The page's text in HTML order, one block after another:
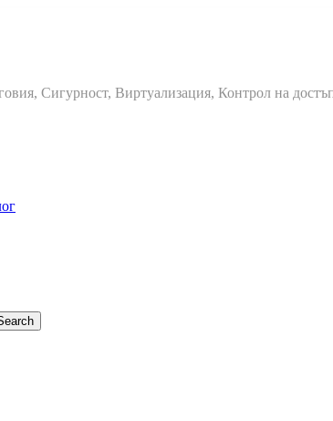
Сигурност, Виртуализация, Контрол на